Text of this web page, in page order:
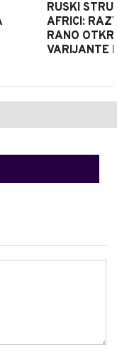
RUSKI
AFRICI:
RANO
VARIJANTE